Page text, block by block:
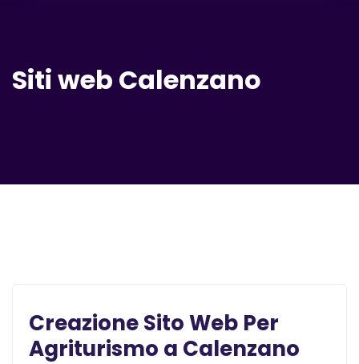
Siti web Calenzano
Creazione Sito Web Per
Agriturismo a Calenzano